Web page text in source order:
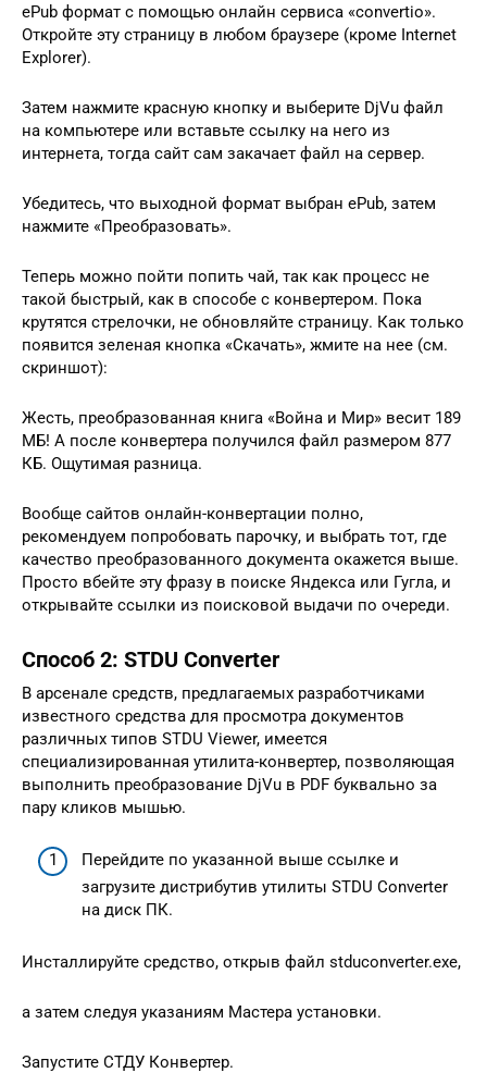
ePub формат с помощью онлайн сервиса «convertio».
Откройте эту страницу в любом браузере (кроме Internet
Explorer).
Затем нажмите красную кнопку и выберите DjVu файл
на компьютере или вставьте ссылку на него из
интернета, тогда сайт сам закачает файл на сервер.
Убедитесь, что выходной формат выбран ePub, затем
нажмите «Преобразовать».
Теперь можно пойти попить чай, так как процесс не
такой быстрый, как в способе с конвертером. Пока
крутятся стрелочки, не обновляйте страницу. Как только
появится зеленая кнопка «Скачать», жмите на нее (см.
скриншот):
Жесть, преобразованная книга «Война и Мир» весит 189
МБ! А после конвертера получился файл размером 877
КБ. Ощутимая разница.
Вообще сайтов онлайн-конвертации полно,
рекомендуем попробовать парочку, и выбрать тот, где
качество преобразованного документа окажется выше.
Просто вбейте эту фразу в поиске Яндекса или Гугла, и
открывайте ссылки из поисковой выдачи по очереди.
Способ 2: STDU Сonverter
В арсенале средств, предлагаемых разработчиками
известного средства для просмотра документов
различных типов STDU Viewer, имеется
специализированная утилита-конвертер, позволяющая
выполнить преобразование DjVu в PDF буквально за
пару кликов мышью.
Перейдите по указанной выше ссылке и
загрузите дистрибутив утилиты STDU Converter
на диск ПК.
Инсталлируйте средство, открыв файл stduconverter.exe,
а затем следуя указаниям Мастера установки.
Запустите СТДУ Конвертер.